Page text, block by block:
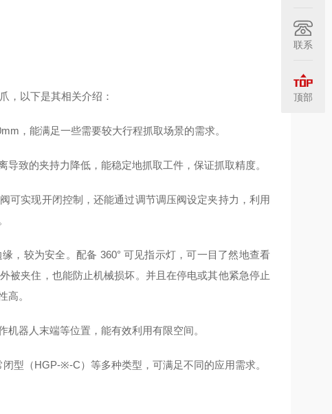
，以下是其相关介绍：
，能满足一些需要较大行程抓取场景的需求。
致的夹持力降低，能稳定地抓取工件，保证抓取精度。
可实现开闭控制，还能通过调节调压阀设定夹持力，利用
，较为安全。配备 360° 可见指示灯，可一目了然地查看
被夹住，也能防止机械损坏。并且在停电或其他紧急停止
高。
器人末端等位置，能有效利用有限空间。
型（HGP-※-C）等多种类型，可满足不同的应用需求。
联系
顶部